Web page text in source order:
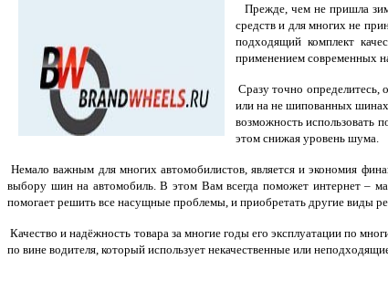
Прежде, чем не пришла
средств и для многих не
подходящий комплект
применением современных
Сразу точно определитесь,
или на не шипованных
возможность использовать
этом снижая уровень шума.
Немало важным для многих автомобилистов, является и экономия
выбору шин на автомобиль. В этом Вам всегда поможет интернет –
помогает решить все насущные проблемы, и приобретать другие виды
Качество и надёжность товара за многие годы его эксплуатации по
по вине водителя, который использует некачественные или